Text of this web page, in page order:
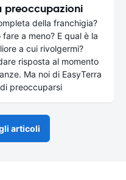
preoccupazioni
della franchigia?
a meno? E qual è la
a cui rivolgermi?
risposta al momento
Ma noi di EasyTerra
preoccuparsi
articoli